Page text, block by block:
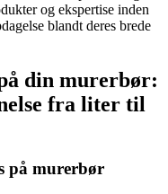
og ekspertise inden
blandt deres brede
din murerbør:
fra liter til
på murerbør